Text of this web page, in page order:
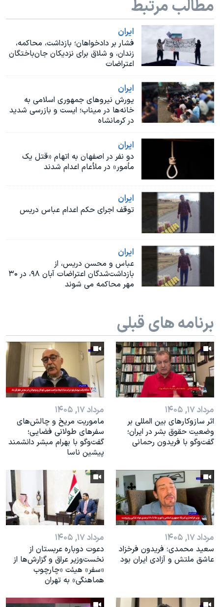
نرگس محمدی برنده جایزه نوبل صلح
همایش محافظه‌کاران آمریکا «سی‌پک»
صفحه‌های ویژه
مطالب مرتبط
ايران
فشار بر دادخواهان؛ بازداشت، محاکمه،
زندان، و شلاق برای نزدیکان جان‌باختگان
اعتراضات
ايران
یورش نیروهای جمهوری اسلامی به
خانه‌ها در میناب؛ ایست و بازرسی شدید
در کرمانشاه
ايران
دو نفر در اصفهان به اتهام «قتل یک
مأمور» در ملأعام اعدام شدند
ايران
توقف اجرای حکم اعدام عباس دریس
ايران
عباس و محسن دریس، از
بازداشت‌شدگان اعتراضات آبان ۹۸، در ۳۰
مهر محاکمه می شوند
برنامه های قبلی
مرداد ۱۷, ۱۴۰۵
اثر ساز‌و‌کارهای بین المللی بر
وضعیت حقوق بشر در ایران؛
گفت‌وگو با فریدون رحمانی
مرداد ۱۷, ۱۴۰۵
ماموریت مریخ و چالش‌های
سفرهای طولانی فضایی؛
گفت‌وگو با بهرام مبشر دانشمند
پیشین ناسا
مرداد ۱۷, ۱۴۰۵
سعید محمدی: فریدون فرخزاد
عاشق ملتش و آزادی ایران بود
مرداد ۱۷, ۱۴۰۵
دعوت دوباره عربستان از
نخست‌وزیر عراق و گزارش‌ها از
«سفر» هیئت «چارچوب
هماهنگی» به تهران